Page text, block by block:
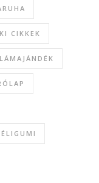
CIKKEK